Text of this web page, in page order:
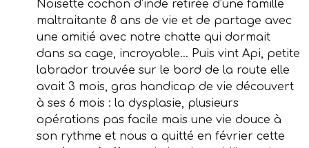
Noisette cochon d’inde retirée d’une famille
maltraitante 8 ans de vie et de partage avec
une amitié avec notre chatte qui dormait
dans sa cage, incroyable… Puis vint Api, petite
labrador trouvée sur le bord de la route elle
avait 3 mois, gras handicap de vie découvert
à ses 6 mois : la dysplasie, plusieurs
opérations pas facile mais une vie douce à
son rythme et nous a quitté en février cette